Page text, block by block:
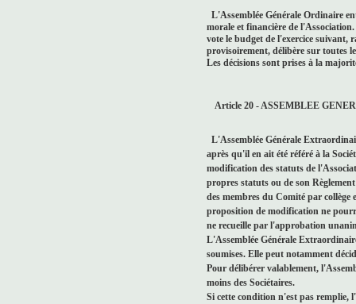
L'Assemblée Générale Ordinaire
morale et financière de
vote le budget de l'exercice
provisoirement, délibère sur toutes
Les décisions sont prises à la
Article 20 - ASSEMBLEE
L'Assemblée Générale
après qu'il en ait été référé à la
modification des statuts de
propres statuts ou de son
des membres du Comité par
proposition de modification ne
ne recueille par l'approbation
L'Assemblée Générale
soumises. Elle peut notamment
Pour délibérer valablement,
moins des Sociétaires.
Si cette condition n'est pas remplie,